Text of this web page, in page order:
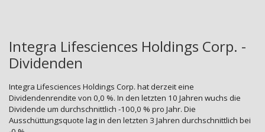
Integra Lifesciences Holdings Corp. -
Dividenden
Integra Lifesciences Holdings Corp. hat derzeit eine
Dividendenrendite von 0,0 %. In den letzten 10 Jahren wuchs die
Dividende um durchschnittlich -100,0 % pro Jahr. Die
Ausschüttungsquote lag in den letzten 3 Jahren durchschnittlich bei